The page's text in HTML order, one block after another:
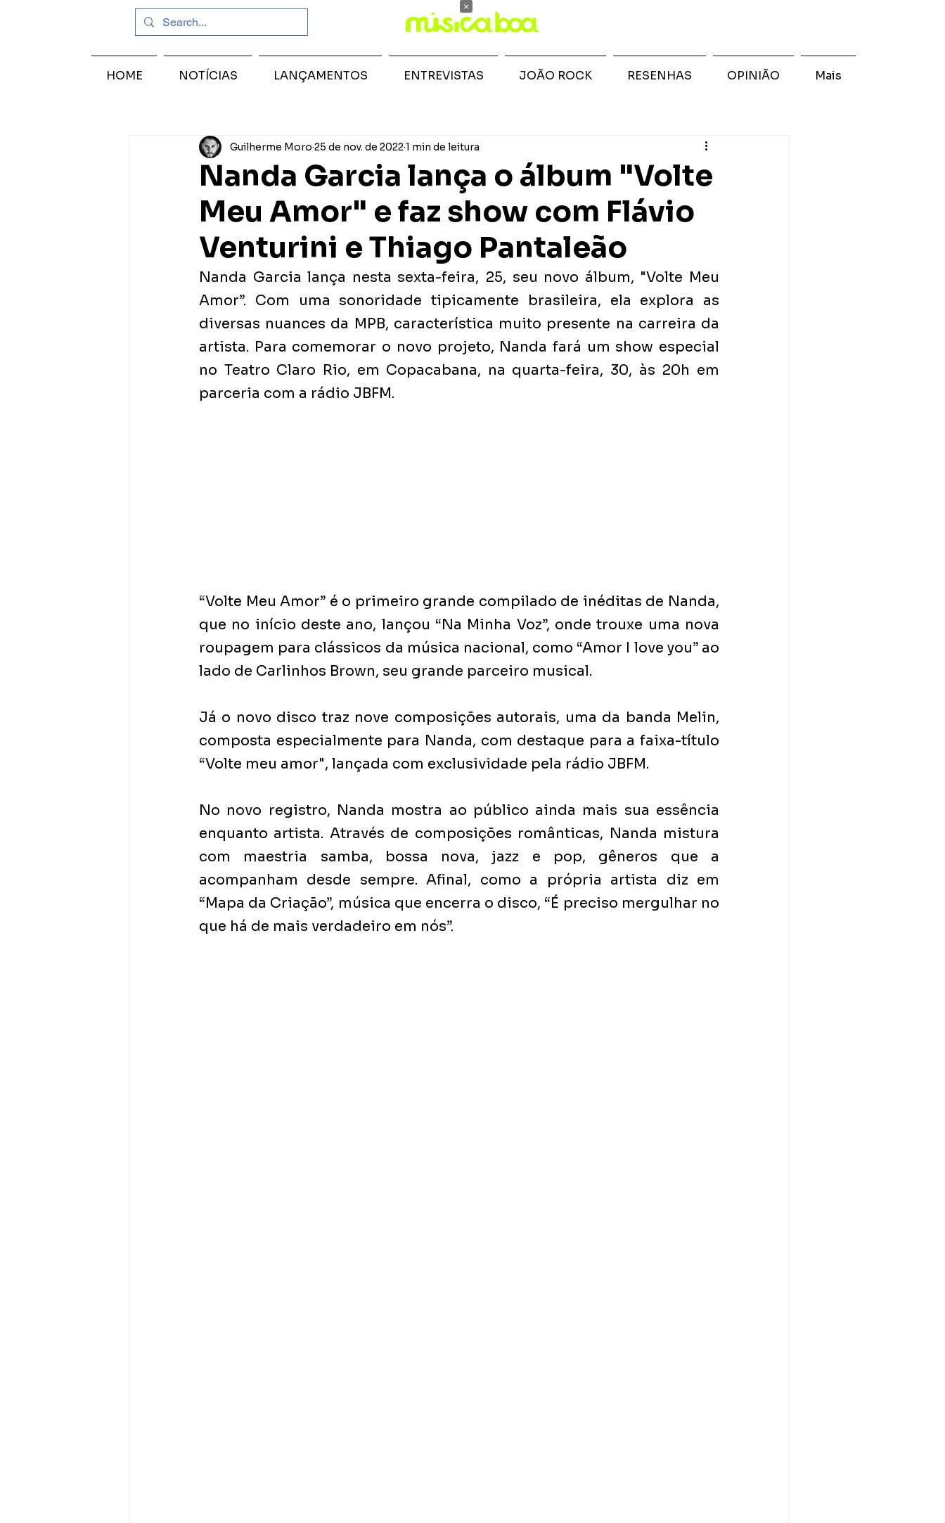
Nanda Garcia lança o álbum "Volte
Meu Amor" e faz show com Flávio
Venturini e Thiago Pantaleão
Guilherme Moro 25 de nov. de 2022 1 min de leitura
Nanda Garcia lança nesta sexta-feira, 25, seu novo álbum, "Volte Meu
Amor”. Com uma sonoridade tipicamente brasileira, ela explora as
diversas nuances da MPB, característica muito presente na carreira da
artista. Para comemorar o novo projeto, Nanda fará um show especial
no Teatro Claro Rio, em Copacabana, na quarta-feira, 30, às 20h em
parceria com a rádio JBFM.
“Volte Meu Amor” é o primeiro grande compilado de inéditas de Nanda,
que no início deste ano, lançou “Na Minha Voz”, onde trouxe uma nova
roupagem para clássicos da música nacional, como “Amor I love you” ao
lado de Carlinhos Brown, seu grande parceiro musical.
Já o novo disco traz nove composições autorais, uma da banda Melin,
composta especialmente para Nanda, com destaque para a faixa-título
“Volte meu amor", lançada com exclusividade pela rádio JBFM.
No novo registro, Nanda mostra ao público ainda mais sua essência
enquanto artista. Através de composições românticas, Nanda mistura
com maestria samba, bossa nova, jazz e pop, gêneros que a
acompanham desde sempre. Afinal, como a própria artista diz em
“Mapa da Criação”, música que encerra o disco, “É preciso mergulhar no
que há de mais verdadeiro em nós”.
HOME NOTÍCIAS LANÇAMENTOS ENTREVISTAS JOÃO ROCK RESENHAS OPINIÃO Mais
×